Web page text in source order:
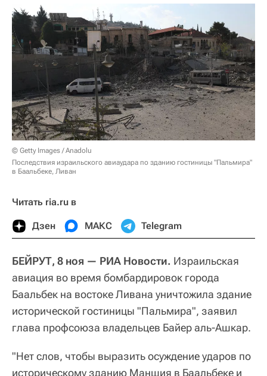
© Getty Images / Anadolu
Последствия израильского авиаудара по зданию гостиницы "Пальмира"
в Баальбеке, Ливан
Читать ria.ru в
Дзен МАКС Telegram
БЕЙРУТ, 8 ноя — РИА Новости. Израильская
авиация во время бомбардировок города
Баальбек на востоке Ливана уничтожила здание
исторической гостиницы "Пальмира", заявил
глава профсоюза владельцев Байер аль-Ашкар.
"Нет слов, чтобы выразить осуждение ударов по
историческому зданию Маншия в Баальбеке и